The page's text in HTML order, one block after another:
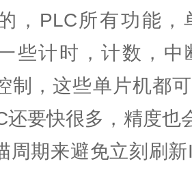
，PLC所有功能，
些计时，计数，中
制，这些单片机都
还要快很多，精度也
周期来避免立刻刷